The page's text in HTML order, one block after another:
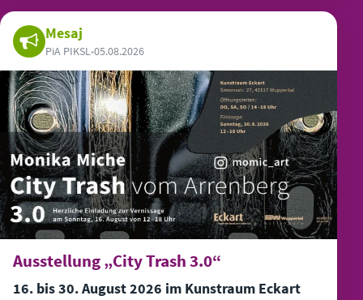
Mesaj
PiA PIKSL•05.08.2026
Ausstellung „City Trash 3.0“
16. bis 30. August 2026 im Kunstraum Eckart